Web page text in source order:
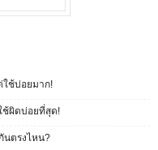
ใช้บ่อยมาก!
ช้ผิดบ่อยที่สุด!
นตรงไหน?